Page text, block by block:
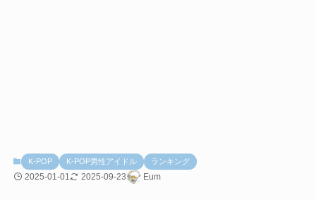
K-POP K-POP男性アイドル ランキング
2025-01-01 2025-09-23 Eum